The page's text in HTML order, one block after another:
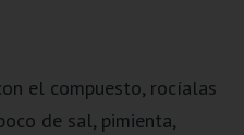
el compuesto, rocíalas
de sal, pimienta,